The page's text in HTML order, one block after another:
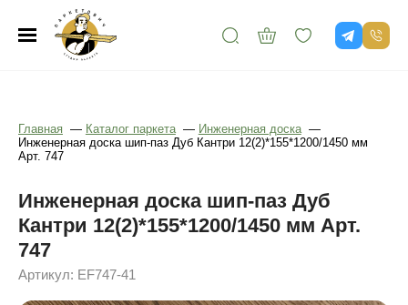
Главная — Каталог паркета — Инженерная доска —
Инженерная доска шип-паз Дуб Кантри 12(2)*155*1200/1450 мм
Арт. 747
Инженерная доска шип-паз Дуб
Кантри 12(2)*155*1200/1450 мм Арт.
747
Артикул: EF747-41